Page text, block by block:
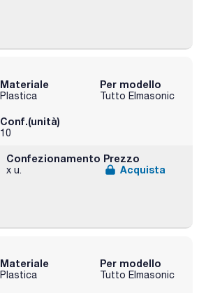
Materiale
Plastica
Per modello
Tutto Elmasonic
Conf.(unità)
10
Confezionamento
x u.
Prezzo
Acquista
Materiale
Plastica
Per modello
Tutto Elmasonic